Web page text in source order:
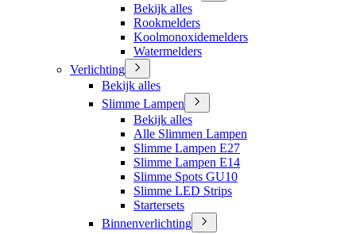
Bekijk alles
Rookmelders
Koolmonoxidemelders
Watermelders
Verlichting
Bekijk alles
Slimme Lampen
Bekijk alles
Alle Slimmen Lampen
Slimme Lampen E27
Slimme Lampen E14
Slimme Spots GU10
Slimme LED Strips
Startersets
Binnenverlichting